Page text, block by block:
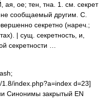
ое; тен, тна. 1. см. секрет
сообщаемый другим. С.
секретно (нареч.;
| сущ. секретность, и,
секретности …
index.php?a=index d=23]
Синонимы закрытый EN